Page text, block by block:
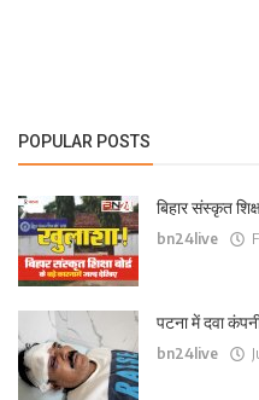
अन्य
POPULAR POSTS
बिहार संस्कृत
bn24live
पटना में दवा
bn24live